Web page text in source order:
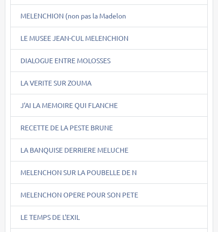
MELENCHION (non pas la Madelon
LE MUSEE JEAN-CUL MELENCHION
DIALOGUE ENTRE MOLOSSES
LA VERITE SUR ZOUMA
J'AI LA MEMOIRE QUI FLANCHE
RECETTE DE LA PESTE BRUNE
LA BANQUISE DERRIERE MELUCHE
MELENCHON SUR LA POUBELLE DE N
MELENCHON OPERE POUR SON PETE
LE TEMPS DE L'EXIL